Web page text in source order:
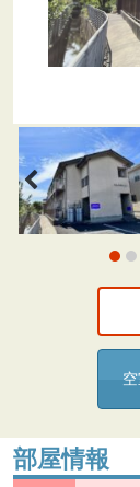
部屋情報